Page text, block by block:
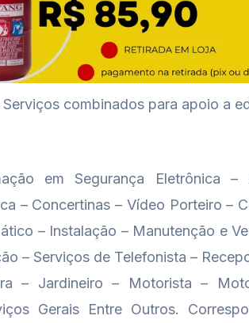
Serviços combinados para apoio a
em Segurança Eletrônica –
– Concertinas – Vídeo Porteiro –
– Instalação – Manutenção e
– Serviços de Telefonista –
– Jardineiro – Motorista –
Gerais Entre Outros.